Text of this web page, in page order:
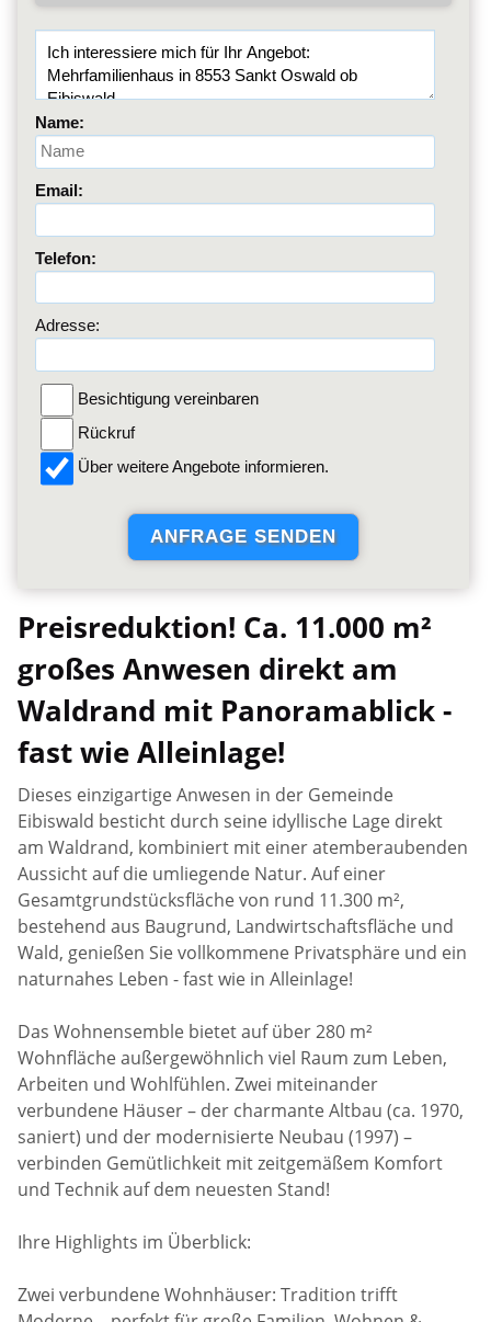
Name:
Email:
Telefon:
Adresse:
Besichtigung vereinbaren
Rückruf
Über weitere Angebote informieren.
Preisreduktion! Ca. 11.000 m²
großes Anwesen direkt am
Waldrand mit Panoramablick -
fast wie Alleinlage!
Dieses einzigartige Anwesen in der Gemeinde
Eibiswald besticht durch seine idyllische Lage direkt
am Waldrand, kombiniert mit einer atemberaubenden
Aussicht auf die umliegende Natur. Auf einer
Gesamtgrundstücksfläche von rund 11.300 m²,
bestehend aus Baugrund, Landwirtschaftsfläche und
Wald, genießen Sie vollkommene Privatsphäre und ein
naturnahes Leben - fast wie in Alleinlage!
Das Wohnensemble bietet auf über 280 m²
Wohnfläche außergewöhnlich viel Raum zum Leben,
Arbeiten und Wohlfühlen. Zwei miteinander
verbundene Häuser – der charmante Altbau (ca. 1970,
saniert) und der modernisierte Neubau (1997) –
verbinden Gemütlichkeit mit zeitgemäßem Komfort
und Technik auf dem neuesten Stand!
Ihre Highlights im Überblick:
Zwei verbundene Wohnhäuser: Tradition trifft